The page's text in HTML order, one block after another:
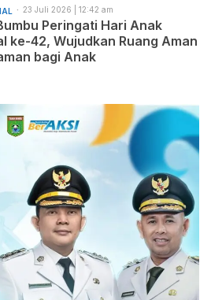
23 Juli 2026 | 12:42 am
Peringati Hari Anak
ke-42, Wujudkan Ruang Aman
bagi Anak